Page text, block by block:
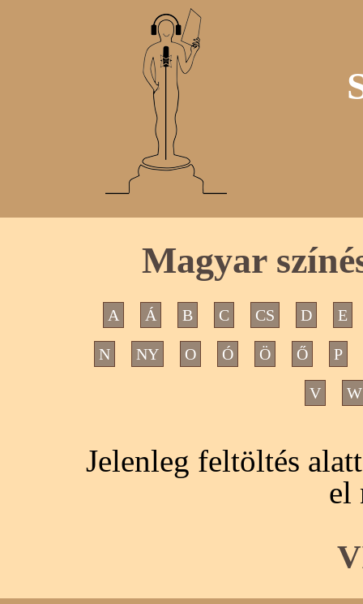
Magyar
A Á B C CS D E
N NY O Ó Ö Ő P
V W
Jelenleg feltöltés
el